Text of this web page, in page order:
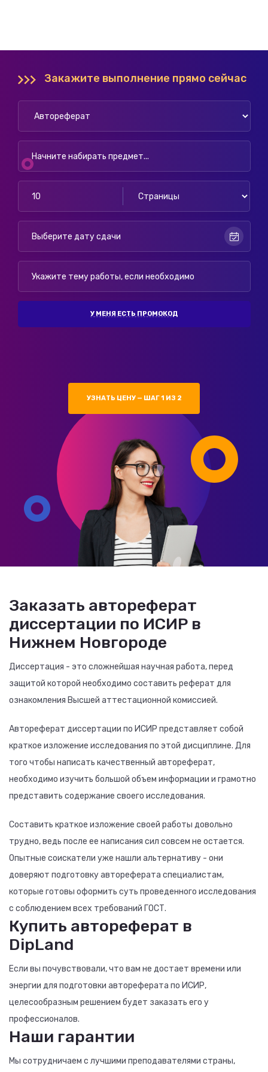
Закажите выполнение прямо сейчас
У МЕНЯ ЕСТЬ ПРОМОКОД
УЗНАТЬ ЦЕНУ — ШАГ 1 ИЗ 2
Заказать автореферат
диссертации по ИСИР в
Нижнем Новгороде
Диссертация - это сложнейшая научная работа, перед
защитой которой необходимо составить реферат для
ознакомления Высшей аттестационной комиссией.
Автореферат диссертации по ИСИР представляет собой
краткое изложение исследования по этой дисциплине. Для
того чтобы написать качественный автореферат,
необходимо изучить большой объем информации и грамотно
представить содержание своего исследования.
Составить краткое изложение своей работы довольно
трудно, ведь после ее написания сил совсем не остается.
Опытные соискатели уже нашли альтернативу - они
доверяют подготовку автореферата специалистам,
которые готовы оформить суть проведенного исследования
с соблюдением всех требований ГОСТ.
Купить автореферат в
DipLand
Если вы почувствовали, что вам не достает времени или
энергии для подготовки автореферата по ИСИР,
целесообразным решением будет заказать его у
профессионалов.
Наши гарантии
Мы сотрудничаем с лучшими преподавателями страны,